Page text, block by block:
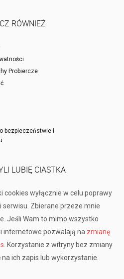
RÓWNIEŻ
Probiercze
bezpieczeństwie i
LUBIĘ CIASTKA
cookies wyłącznie w celu poprawy
serwisu. Zbierane przeze mnie
Jeśli Wam to mimo wszystko
internetowe pozwalają na zmianę
. Korzystanie z witryny bez zmiany
ich zapis lub wykorzystanie.